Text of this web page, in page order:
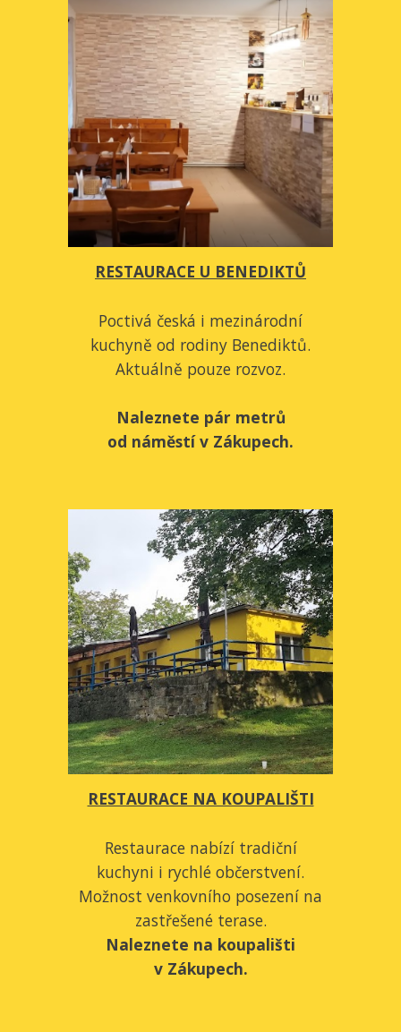
RESTAURACE U BENEDIKTŮ
Poctivá česká i mezinárodní
kuchyně od rodiny Benediktů.
Aktuálně pouze rozvoz.
Naleznete pár metrů
od náměstí v Zákupech.
RESTAURACE NA KOUPALIŠTI
Restaurace nabízí tradiční
kuchyni i rychlé občerstvení.
Možnost venkovního posezení na
zastřešené terase.
Naleznete na koupališti
v Zákupech.